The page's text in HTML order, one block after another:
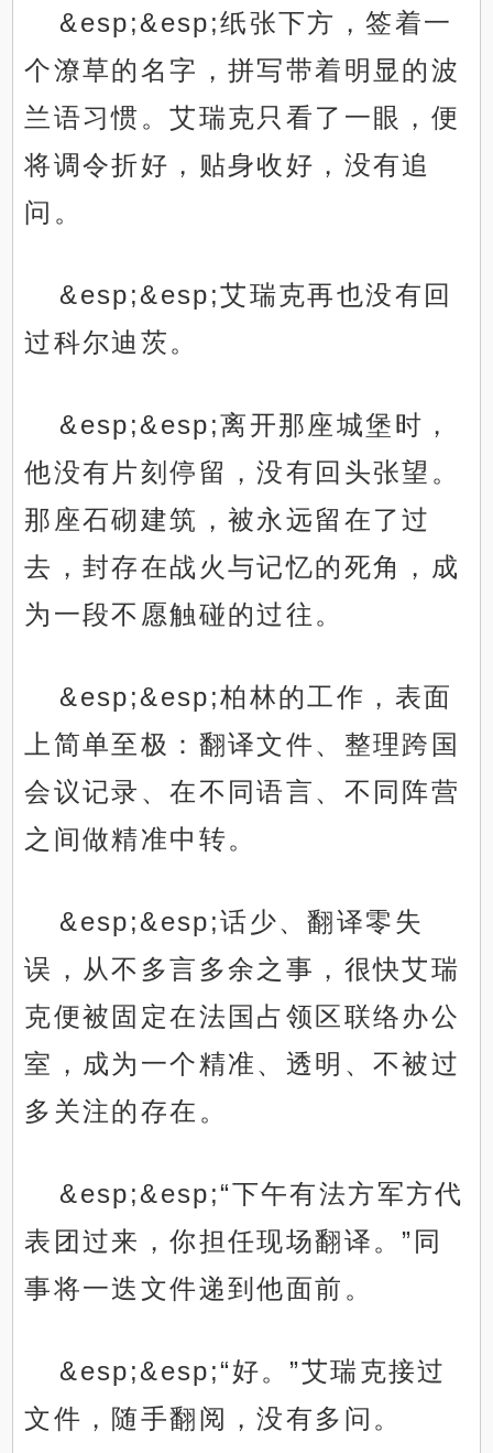
&esp;&esp;纸张下方，签着一
个潦草的名字，拼写带着明显的波
兰语习惯。艾瑞克只看了一眼，便
将调令折好，贴身收好，没有追
问。
&esp;&esp;艾瑞克再也没有回
过科尔迪茨。
&esp;&esp;离开那座城堡时，
他没有片刻停留，没有回头张望。
那座石砌建筑，被永远留在了过
去，封存在战火与记忆的死角，成
为一段不愿触碰的过往。
&esp;&esp;柏林的工作，表面
上简单至极：翻译文件、整理跨国
会议记录、在不同语言、不同阵营
之间做精准中转。
&esp;&esp;话少、翻译零失
误，从不多言多余之事，很快艾瑞
克便被固定在法国占领区联络办公
室，成为一个精准、透明、不被过
多关注的存在。
&esp;&esp;“下午有法方军方代
表团过来，你担任现场翻译。”同
事将一迭文件递到他面前。
&esp;&esp;“好。”艾瑞克接过
文件，随手翻阅，没有多问。